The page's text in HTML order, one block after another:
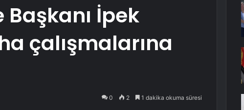
Başkanı İpek
çalışmalarına
0 2 1 dakika okuma süresi